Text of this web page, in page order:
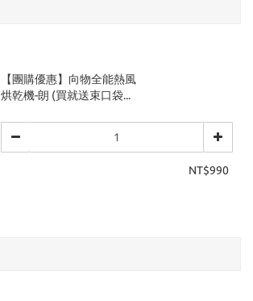
【團購優惠】向物全能熱風
烘乾機-朗 (買就送束口袋...
NT$990